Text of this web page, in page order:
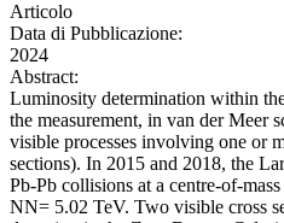
Articolo
Data di Pubblicazione:
2024
Abstract:
Luminosity determination within
the measurement, in van der Meer
visible processes involving one or
sections). In 2015 and 2018, the
Pb-Pb collisions at a centre-of-
NN= 5.02 TeV. Two visible cross